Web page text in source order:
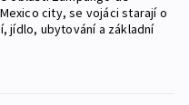
city, se vojáci starají o
jídlo, ubytování a základní